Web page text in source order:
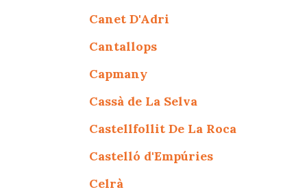
Canet D'Adri
Cantallops
Capmany
Cassà de La Selva
Castellfollit De La Roca
Castelló d'Empúries
Celrà